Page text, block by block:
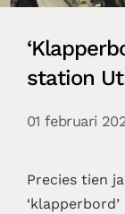
station
01 februari
Precies tien